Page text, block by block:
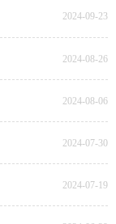
2024-09-23
2024-08-26
2024-08-06
2024-07-30
2024-07-19